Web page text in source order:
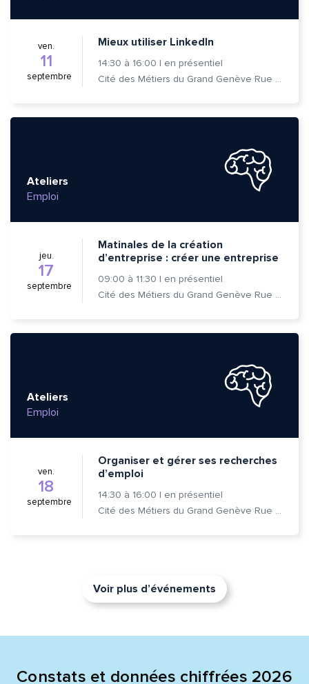
ven.
11
septembre
Mieux utiliser LinkedIn
14:30 à 16:00 | en présentiel
Cité des Métiers du Grand Genève Rue Prévost-Martin 6 1205 Genève
Ateliers
Emploi
jeu.
17
septembre
Matinales de la création
d’entreprise : créer une entreprise
09:00 à 11:30 | en présentiel
Cité des Métiers du Grand Genève Rue Prévost-Martin 6 1205 Genève
Ateliers
Emploi
ven.
18
septembre
Organiser et gérer ses recherches
d’emploi
14:30 à 16:00 | en présentiel
Cité des Métiers du Grand Genève Rue Prévost-Martin 6 1205 Genève
Voir plus d’événements
Constats et données chiffrées 2026